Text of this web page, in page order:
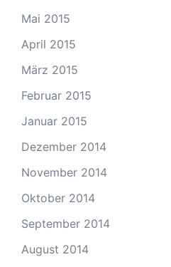
Mai 2015
April 2015
März 2015
Februar 2015
Januar 2015
Dezember 2014
November 2014
Oktober 2014
September 2014
August 2014